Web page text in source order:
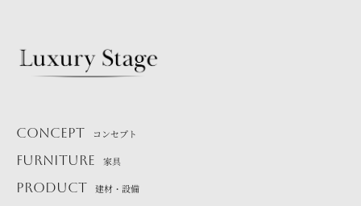
CONCEPT コンセプト
FURNITURE 家具
PRODUCT 建材・設備